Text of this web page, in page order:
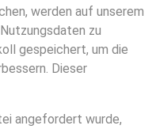
werden auf unserem
zu
gespeichert, um die
Dieser
angefordert wurde,